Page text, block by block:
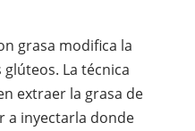
grasa modifica la
La técnica
extraer la grasa de
a inyectarla donde